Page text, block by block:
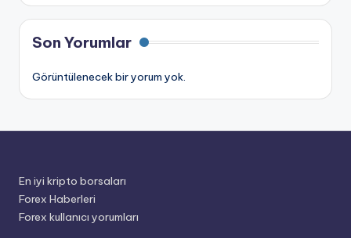
Son Yorumlar
Görüntülenecek bir yorum yok.
En iyi kripto borsaları
Forex Haberleri
Forex kullanıcı yorumları